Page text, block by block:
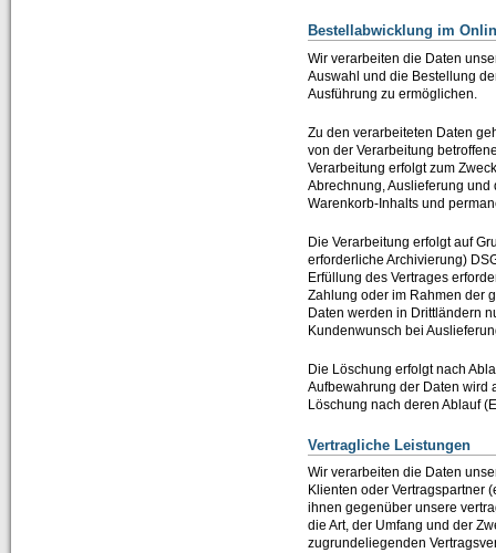
Bestellabwicklung im
Wir verarbeiten die Daten
Auswahl und die Bestellung
Ausführung zu ermöglichen.
Zu den verarbeiteten Daten
von der Verarbeitung
Verarbeitung erfolgt zum
Abrechnung, Auslieferung
Warenkorb-Inhalts und
Die Verarbeitung erfolgt auf
erforderliche Archivierung)
Erfüllung des Vertrages
Zahlung oder im Rahmen der
Daten werden in Drittländern
Kundenwunsch bei
Die Löschung erfolgt nach
Aufbewahrung der Daten wird
Löschung nach deren Ablauf
Vertragliche Leistungen
Wir verarbeiten die Daten
Klienten oder Vertragspartner
ihnen gegenüber unsere
die Art, der Umfang und der
zugrundeliegenden